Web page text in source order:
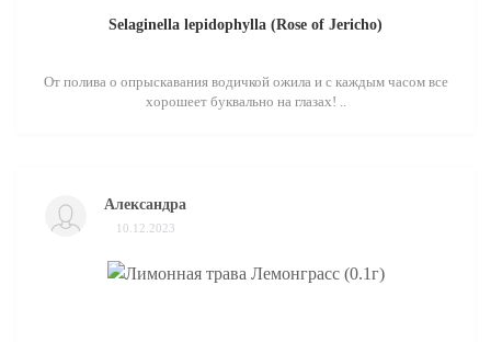
Selaginella lepidophylla (Rose of Jericho)
От полива о опрыскавания водичкой ожила и с каждым часом все
хорошеет буквально на глазах! ..
Александра
10.12.2023